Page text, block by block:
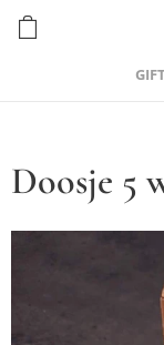
Doosje 5